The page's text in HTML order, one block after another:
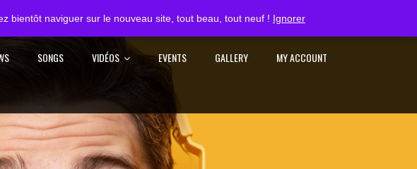
bientôt naviguer sur le nouveau site, tout beau, tout neuf ! IgnorerS'IDENTIFIER
SONGS VIDÉOS EVENTS GALLERY MY ACCOUNT